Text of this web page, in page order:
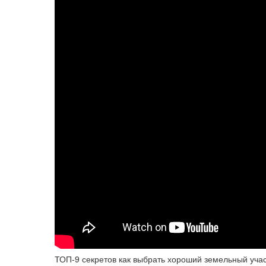
ТОП-9 секретов как выбрать хороший земельный